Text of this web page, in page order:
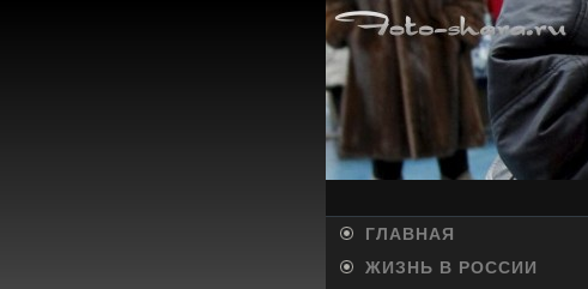
ГЛАВНАЯ
ЖИЗНЬ В РОССИИ